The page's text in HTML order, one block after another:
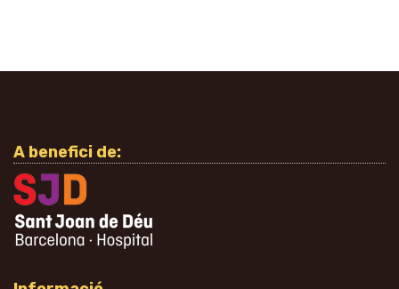
A benefici de: